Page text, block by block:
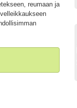
reumaan ja